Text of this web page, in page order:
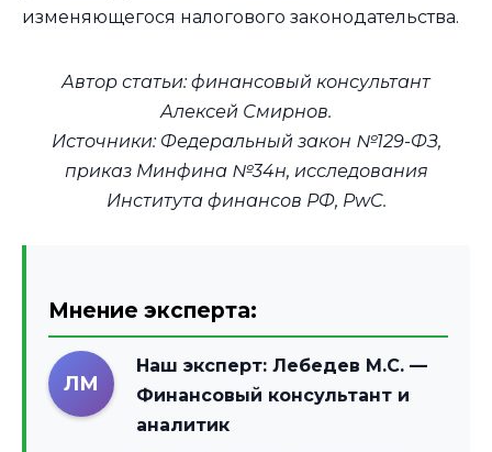
изменяющегося налогового законодательства.
Автор статьи: финансовый консультант
Алексей Смирнов.
Источники: Федеральный закон №129-ФЗ,
приказ Минфина №34н, исследования
Института финансов РФ, PwC.
Мнение эксперта:
ЛМ
Наш эксперт: Лебедев М.С. —
Финансовый консультант и
аналитик